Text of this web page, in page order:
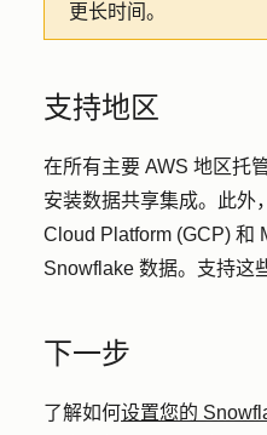
更长时间。
支持地区
在所有主要 AWS 地区托
安装数据共享集成。此外
Cloud Platform (GCP) 和
Snowflake 数据。支持这
下一步
了解如何设置您的